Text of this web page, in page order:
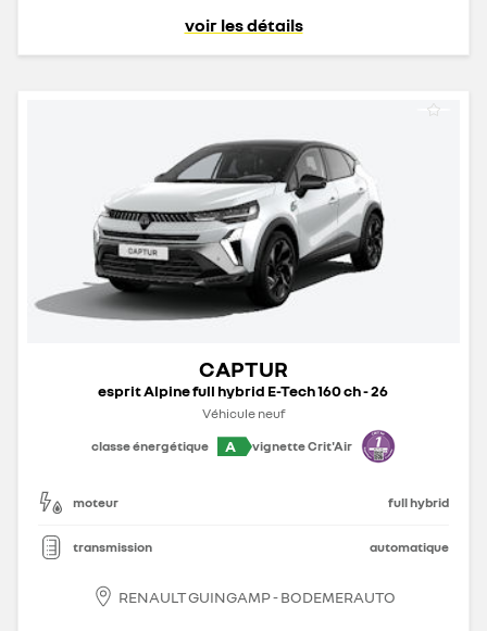
voir les détails
CAPTUR
esprit Alpine full hybrid E-Tech 160 ch - 26
Véhicule neuf
classe énergétique
A vignette Crit'Air
moteur full hybrid
transmission automatique
RENAULT GUINGAMP - BODEMERAUTO